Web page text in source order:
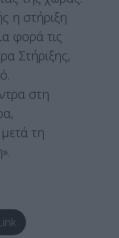
η στήριξη
φορά τις
Στήριξης,
στη
τη